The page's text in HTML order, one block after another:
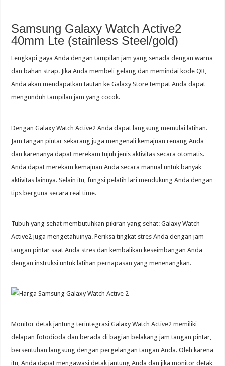
Samsung Galaxy Watch Active2
40mm Lte (stainless Steel/gold)
Lengkapi gaya Anda dengan tampilan jam yang senada dengan warna
dan bahan strap. Jika Anda membeli gelang dan memindai kode QR,
Anda akan mendapatkan tautan ke Galaxy Store tempat Anda dapat
mengunduh tampilan jam yang cocok.
Dengan Galaxy Watch Active2 Anda dapat langsung memulai latihan.
Jam tangan pintar sekarang juga mengenali kemajuan renang Anda
dan karenanya dapat merekam tujuh jenis aktivitas secara otomatis.
Anda dapat merekam kemajuan Anda secara manual untuk banyak
aktivitas lainnya. Selain itu, fungsi pelatih lari mendukung Anda dengan
tips berguna secara real time.
Tubuh yang sehat membutuhkan pikiran yang sehat: Galaxy Watch
Active2 juga mengetahuinya. Periksa tingkat stres Anda dengan jam
tangan pintar saat Anda stres dan kembalikan keseimbangan Anda
dengan instruksi untuk latihan pernapasan yang menenangkan.
Monitor detak jantung terintegrasi Galaxy Watch Active2 memiliki
delapan fotodioda dan berada di bagian belakang jam tangan pintar,
bersentuhan langsung dengan pergelangan tangan Anda. Oleh karena
itu, Anda dapat mengawasi detak jantung Anda dan jika monitor detak